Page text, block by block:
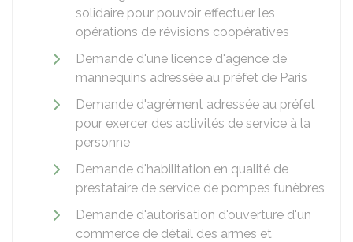
solidaire pour pouvoir effectuer les
opérations de révisions coopératives
Demande d'une licence d'agence de
mannequins adressée au préfet de Paris
Demande d'agrément adressée au préfet
pour exercer des activités de service à la
personne
Demande d'habilitation en qualité de
prestataire de service de pompes funèbres
Demande d'autorisation d'ouverture d'un
commerce de détail des armes et